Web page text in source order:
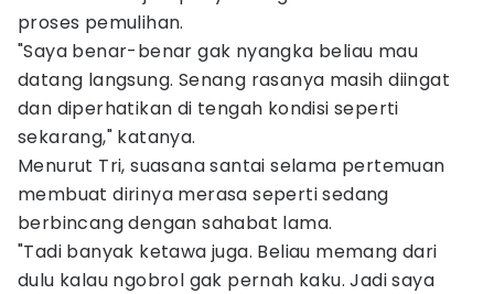
proses pemulihan.
"Saya benar-benar gak nyangka beliau mau
datang langsung. Senang rasanya masih diingat
dan diperhatikan di tengah kondisi seperti
sekarang," katanya.
Menurut Tri, suasana santai selama pertemuan
membuat dirinya merasa seperti sedang
berbincang dengan sahabat lama.
"Tadi banyak ketawa juga. Beliau memang dari
dulu kalau ngobrol gak pernah kaku. Jadi saya